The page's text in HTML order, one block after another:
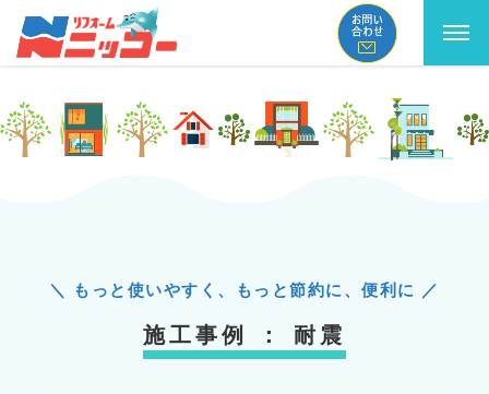
ン
ン
＼ もっと使いやすく、もっと節約に、便利に ／
施工事例 ： 耐震